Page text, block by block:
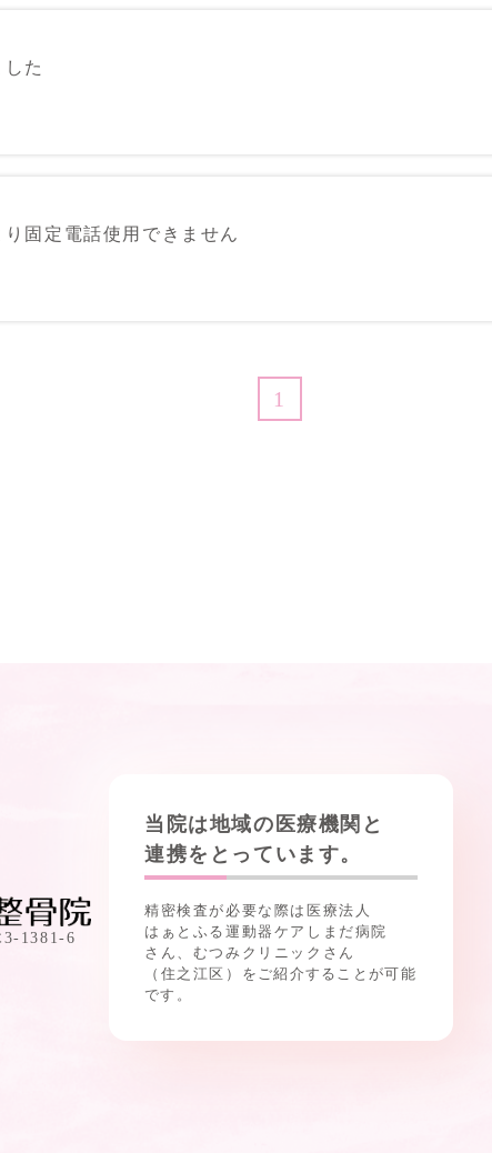
た
固定電話使用できません
1
3-1381-6
当院は地域の医療機関と
連携をとっています。
精密検査が必要な際は医療法人
はぁとふる運動器ケアしまだ病院
さん、むつみクリニックさん
（住之江区） をご紹介することが可能
です。